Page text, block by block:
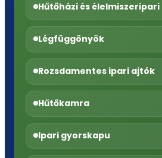
Hűtőházi és
Légfüggönyök
Rozsdamentes ipari ajtók
Hűtőkamra
Ipari gyorskapu